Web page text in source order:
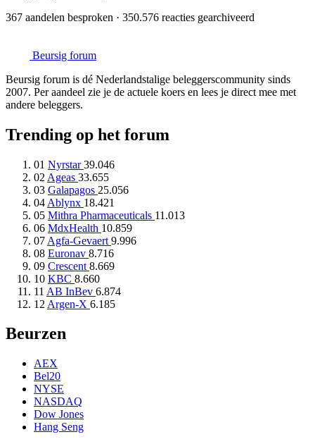
367 aandelen besproken · 350.576 reacties gearchiveerd
Beursig forum
Beursig forum is dé Nederlandstalige beleggerscommunity sinds
2007. Per aandeel zie je de actuele koers en lees je direct mee met
andere beleggers.
Trending op het forum
01 Nyrstar39.046
02 Ageas 33.655
03 Galapagos 25.056
04 Ablynx 18.421
05 Mithra Pharmaceuticals 11.013
06 MdxHealth 10.859
07 Agfa-Gevaert 9.996
08 Euronav 8.716
09 Crescent 8.669
10 KBC 8.660
11 AB InBev 6.874
12 Argen-X 6.185
Beurzen
AEX
Bel20
NYSE
NASDAQ
Dow Jones
Hang Seng